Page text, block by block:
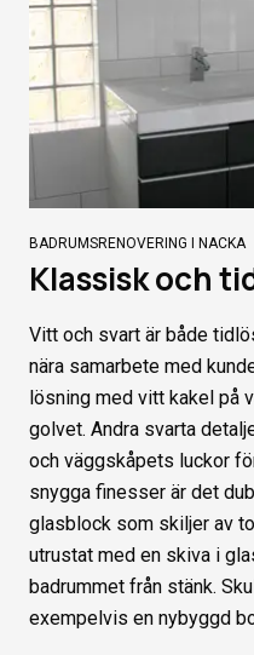
BADRUMSRENOVERING I NACKA
Klassisk och
Vitt och svart är både
nära samarbete med
lösning med vitt kakel på
golvet. Andra svarta
och väggskåpets luckor
snygga finesser är det
glasblock som skiljer av
utrustat med en skiva i
badrummet från stänk.
exempelvis en nybyggd